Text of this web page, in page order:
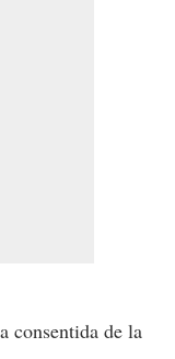
consentida de la